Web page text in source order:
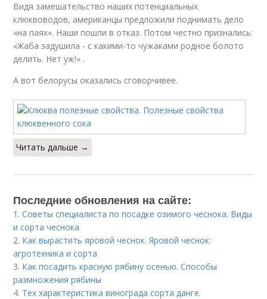
Видя замешательство наших потенциальных
клюквоводов, американцы предложили поднимать дело
«на паях». Наши пошли в отказ. Потом честно признались:
«Жаба задушила - с какими-то чужаками родное болото
делить. Нет уж!» .
А вот белорусы оказались сговорчивее.
Читать дальше →
Последние обновления на сайте:
1.Советы специалиста по посадке озимого чеснока. Виды
и сорта чеснока
2. Как вырастить яровой чеснок. Яровой чеснок:
агротехника и сорта
3. Как посадить красную рябину осенью. Способы
размножения рябины
4. Тех характеристика винограда сорта данге.